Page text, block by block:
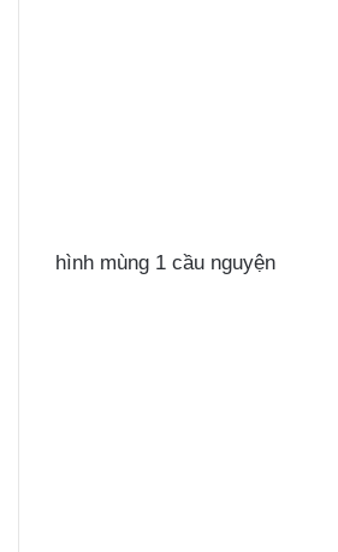
hình mùng 1 cầu nguyện